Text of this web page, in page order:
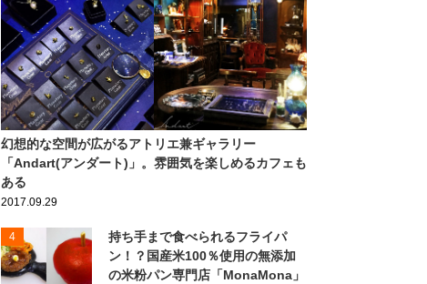
幻想的な空間が広がるアトリエ兼ギャラリー
「Andart(アンダート)」。雰囲気を楽しめるカフェも
ある
2017.09.29
4
持ち手まで食べられるフライパ
ン！？国産米100％使用の無添加
の米粉パン専門店「MonaMona」